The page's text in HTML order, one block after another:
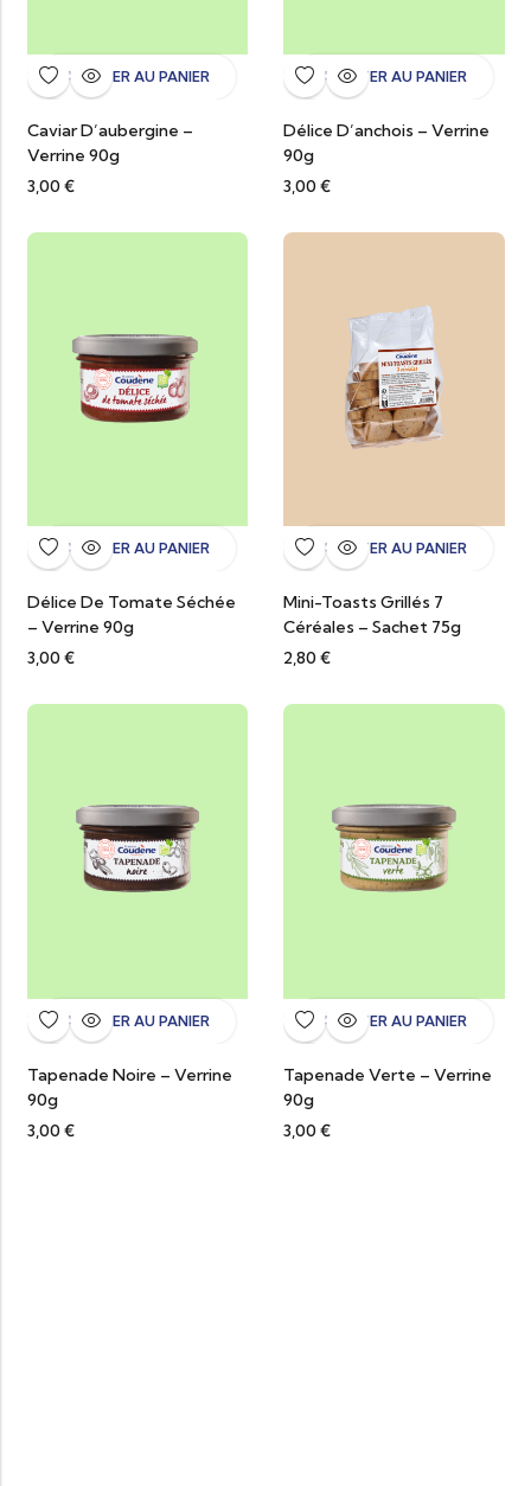
AJOUTER AU PANIER
Caviar D’aubergine –
Verrine 90g
3,00 €
AJOUTER AU PANIER
Délice D’anchois – Verrine
90g
3,00 €
AJOUTER AU PANIER
Délice De Tomate Séchée
– Verrine 90g
3,00 €
AJOUTER AU PANIER
Mini-Toasts Grillés 7
Céréales – Sachet 75g
2,80 €
AJOUTER AU PANIER
Tapenade Noire – Verrine
90g
3,00 €
AJOUTER AU PANIER
Tapenade Verte – Verrine
90g
3,00 €